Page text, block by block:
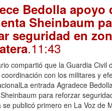
Bedolla apoyo
Sheinbaum
seguridad en
.11:43
compartió que la Guardia Civil
con los militares y
entrada Agradece
para reforzar
se publicó primero en La Voz de